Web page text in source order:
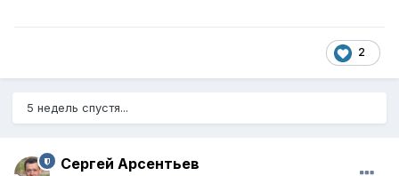
2
5 недель спустя...
Сергей Арсентьев